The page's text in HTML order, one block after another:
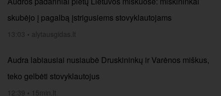
skubėjo į pagalbą įstrigusiems stovyklautojams
13:03 • alytausgidas.lt
Audra labiausiai nusiaubė Druskininkų ir Varėnos miškus,
teko gelbėti stovyklautojus
12:39 • 15min.lt